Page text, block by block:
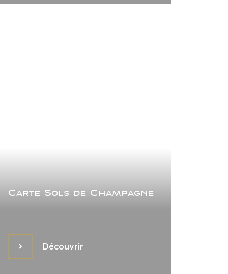
Carte Sols de Champagne
DécouvrirDécouvrir